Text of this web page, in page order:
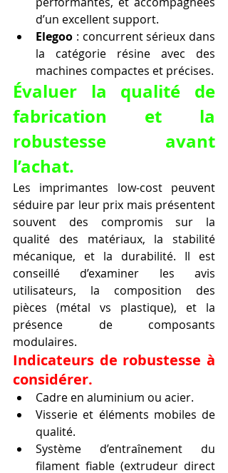
d’un excellent support.
Elegoo : concurrent sérieux dans
la catégorie résine avec des
machines compactes et précises.
Évaluer la qualité de
fabrication et la
robustesse avant
l’achat.
Les imprimantes low-cost peuvent
séduire par leur prix mais présentent
souvent des compromis sur la
qualité des matériaux, la stabilité
mécanique, et la durabilité. Il est
conseillé d’examiner les avis
utilisateurs, la composition des
pièces (métal vs plastique), et la
présence de composants
modulaires.
Indicateurs de robustesse à
considérer.
Cadre en aluminium ou acier.
Visserie et éléments mobiles de
qualité.
Système d’entraînement du
filament fiable (extrudeur direct